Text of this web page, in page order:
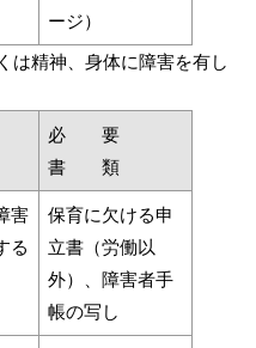
ージ）
精神、身体に障害を有し
必 要
書 類
害
る
保育に欠ける申
立書（労働以
外）、障害者手
帳の写し